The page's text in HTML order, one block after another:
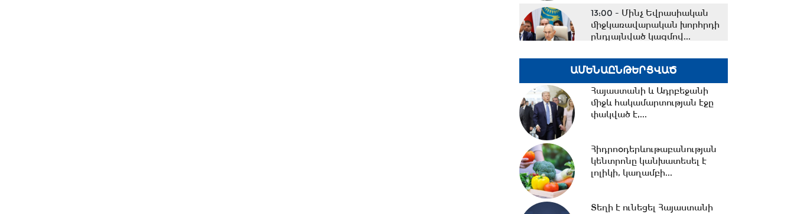
13:00 - Մինչ Եվրասիական
միջկառավարական խորհրդի
ընդլայնված կազմով...
12:33 -Իրանի
հետախուզությունը հայտնել է
«Մոսադ»-ի հետ կապ
ունեցող...
պատասխանել է ռուսական
լրատվամիջոցների
ներկայացուցիչների...
տնտեսական միությունը
ԱՄԵՆԱԸՆԹԵՐՑՎԱԾ
Հայաստանի և Ադրբեջանի
միջև հակամարտության էջը
փակված է,...
Հիդրոօդերևութաբանության
կենտրոնը կանխատեսել է
լոլիկի, կաղամբի...
Տեղի է ունեցել Հայաստանի